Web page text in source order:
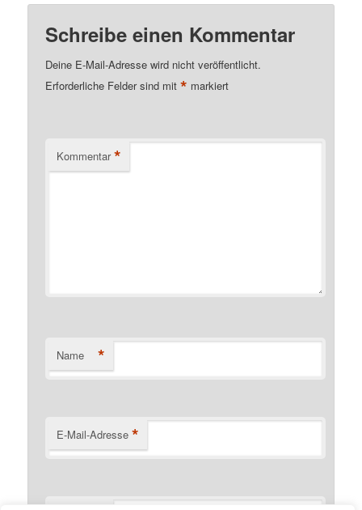
Schreibe einen Kommentar
Deine E-Mail-Adresse wird nicht veröffentlicht.
Erforderliche Felder sind mit* markiert
Kommentar *
Name *
E-Mail-Adresse *